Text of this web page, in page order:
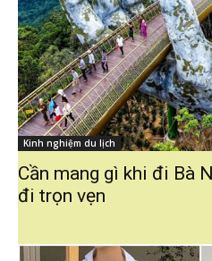
Kinh nghiệm du lịch
Cần mang gì khi đi Bà
đi trọn vẹn